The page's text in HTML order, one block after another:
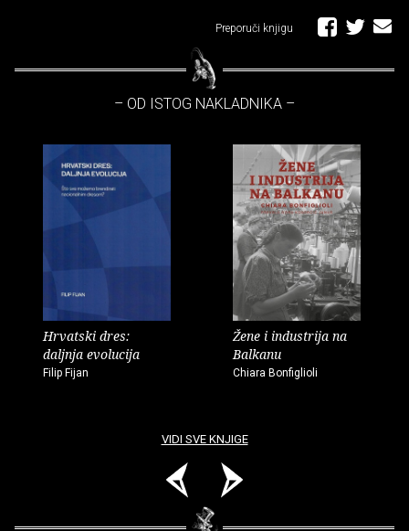
Preporuči knjigu
– OD ISTOG NAKLADNIKA –
Hrvatski dres:
daljnja evolucija
Filip Fijan
Žene i industrija na
Balkanu
Chiara Bonfiglioli
VIDI SVE KNJIGE